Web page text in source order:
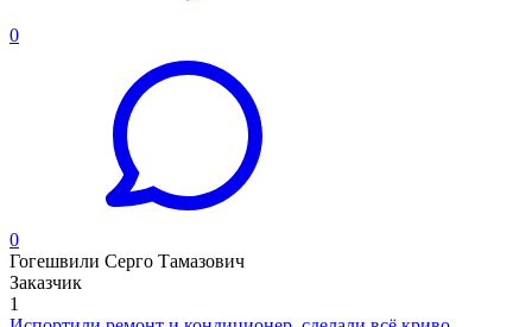
0
0
Гогешвили Серго Тамазович
Заказчик
1